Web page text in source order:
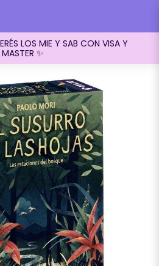
LOS MIE Y SAB CON VISA Y
MASTER ✨